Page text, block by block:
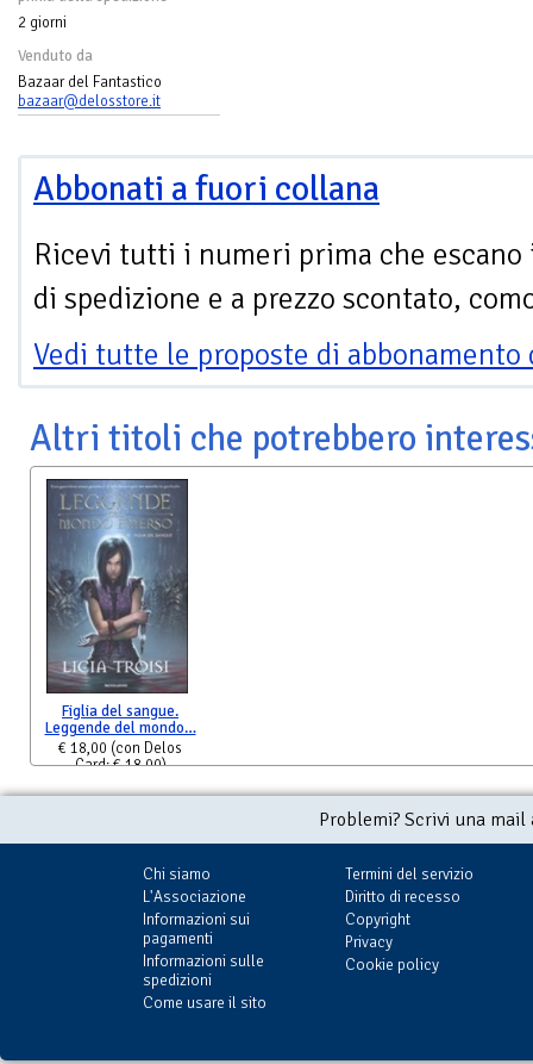
2 giorni
Venduto da
Bazaar del Fantastico
bazaar@delosstore.it
Abbonati a fuori collana
Ricevi tutti i numeri prima che escano
di spedizione e a prezzo scontato,
Vedi tutte le proposte di
Altri titoli che potrebbero
Figlia del sangue.
Leggende del mondo…
€ 18,00 (con Delos
Card: € 18,00)
Problemi? Scrivi una
Chi siamo
L'Associazione
Informazioni sui
pagamenti
Informazioni sulle
spedizioni
Come usare il sito
Termini del servizio
Diritto di recesso
Copyright
Privacy
Cookie policy